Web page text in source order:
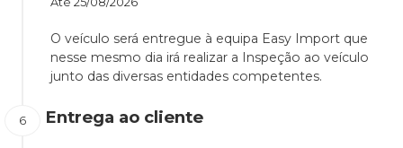
O veículo será entregue à equipa Easy Import que
nesse mesmo dia irá realizar a Inspeção ao veículo
junto das diversas entidades competentes.
Entrega ao cliente